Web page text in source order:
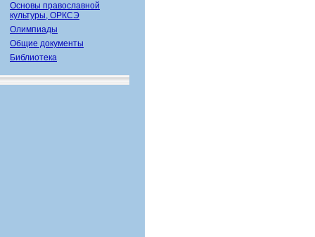
Основы православной
культуры, ОРКСЭ
Олимпиады
Общие документы
Библиотека